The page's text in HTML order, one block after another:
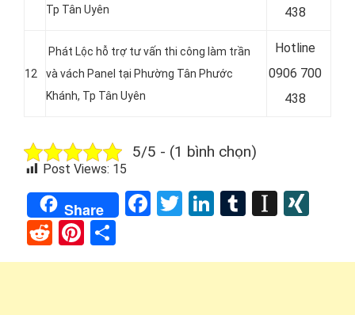
Tp Tân Uyên
438
12
Phát Lộc hỗ trợ tư vấn thi công làm trần
và vách Panel tại Phường Tân Phước
Khánh, Tp Tân Uyên
Hotline
0906 700
438
5/5 - (1 bình chọn)
Post Views: 15
Share Facebook
TwitterLinkedIn
Tumblr
RedditPinterest